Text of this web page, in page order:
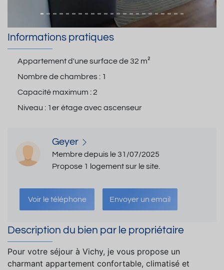
Informations pratiques
Appartement d'une surface de32 m²
Nombre de chambres : 1
Capacité maximum :2
Niveau : 1er étage avec ascenseur
Geyer
Membre depuis le 31/07/2025
Propose 1 logement sur le site.
Voir le téléphone Envoyer un email
Description du bien par le propriétaire
Pour votre séjour à Vichy, je vous propose un
charmant appartement confortable, climatisé et